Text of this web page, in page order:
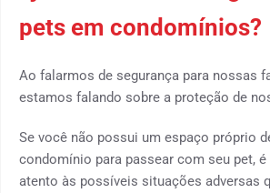
pets em condomínios?
Ao falarmos de segurança para nossas
estamos falando sobre a proteção de
Se você não possui um espaço próprio
condomínio para passear com seu pet,
atento às possíveis situações adversas